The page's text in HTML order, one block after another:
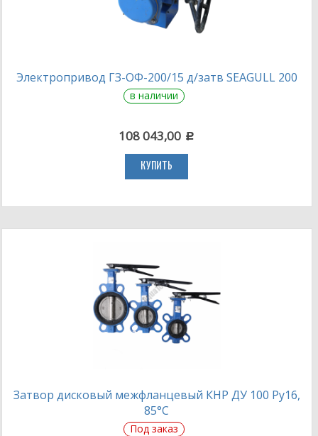
Электропривод ГЗ-ОФ-200/15 д/затв SEAGULL 200
в наличии
108 043,00 c
КУПИТЬ
Затвор дисковый межфланцевый КНР ДУ 100 Ру16,
85°С
Под заказ